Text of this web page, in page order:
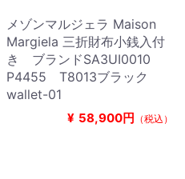
メゾンマルジェラ Maison
Margiela 三折財布小銭入付
き ブランドSA3UI0010
P4455 T8013ブラック
wallet-01
¥ 58,900円 （税込）